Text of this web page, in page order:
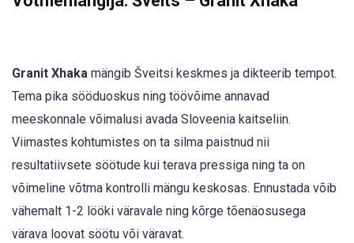
Granit Xhaka mängib Šveitsi keskmes ja dikteerib tempot.
Tema pika sööduoskus ning töövõime annavad
meeskonnale võimalusi avada Sloveenia kaitseliin.
Viimastes kohtumistes on ta silma paistnud nii
resultatiivsete söötude kui terava pressiga ning ta on
võimeline võtma kontrolli mängu keskosas. Ennustada võib
vähemalt 1-2 lööki väravale ning kõrge tõenäosusega
värava loovat söötu või väravat.